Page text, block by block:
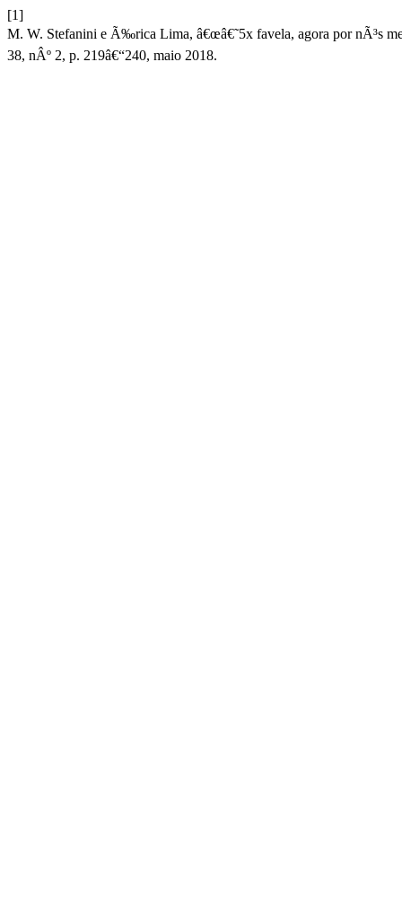
[1]
M. W. Stefanini e Ã‰rica Lima, â€œâ€˜5x favela, agora por nÃ³s
38, nÂº 2, p. 219â€“240, maio 2018.